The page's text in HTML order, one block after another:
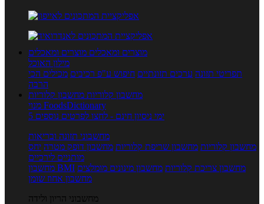
מוצרים ומאכלים מוצרים ומאכלים
מילון האוכל
תפריטי תזונה ערכים תזונתיים חיפוש ע"פ רכיבים מכילים הכי
הרבה
מחשבון קלוריות מחשבון קלוריות
מנוי FoodsDictionary
5 ימי ניסיון חינם - לחצו לפרטים נוספים
מחשבוני תזונה ובריאות
מחשבון קלוריות מחשבון שריפת קלוריות מחשבון דופק מטרה יחס
מותניים לירכיים
מחשבון BMI
מחשבון צריכת קלוריות מחשבון מינונים מומלצים
מחשבון אחוז שומן
מחשבוני הריון ולידה